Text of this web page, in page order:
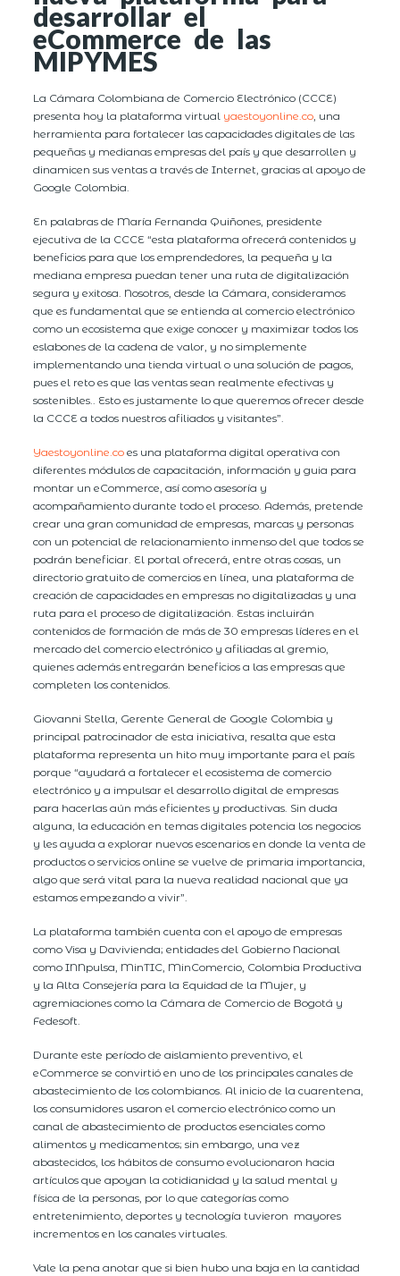
desarrollar el
eCommerce de las
MIPYMES
La Cámara Colombiana de Comercio Electrónico (CCCE)
presenta hoy la plataforma virtual yaestoyonline.co , una
herramienta para fortalecer las capacidades digitales de las
pequeñas y medianas empresas del país y que desarrollen y
dinamicen sus ventas a través de Internet, gracias al apoyo de
Google Colombia.
En palabras de María Fernanda Quiñones, presidente
ejecutiva de la CCCE “esta plataforma ofrecerá contenidos y
beneficios para que los emprendedores, la pequeña y la
mediana empresa puedan tener una ruta de digitalización
segura y exitosa. Nosotros, desde la Cámara, consideramos
que es fundamental que se entienda al comercio electrónico
como un ecosistema que exige conocer y maximizar todos los
eslabones de la cadena de valor, y no simplemente
implementando una tienda virtual o una solución de pagos,
pues el reto es que las ventas sean realmente efectivas y
sostenibles.. Esto es justamente lo que queremos ofrecer desde
la CCCE a todos nuestros afiliados y visitantes”.
Yaestoyonline.co es una plataforma digital operativa con
diferentes módulos de capacitación, información y guia para
montar un eCommerce, así como asesoría y
acompañamiento durante todo el proceso. Además, pretende
crear una gran comunidad de empresas, marcas y personas
con un potencial de relacionamiento inmenso del que todos se
podrán beneficiar. El portal ofrecerá, entre otras cosas, un
directorio gratuito de comercios en línea, una plataforma de
creación de capacidades en empresas no digitalizadas y una
ruta para el proceso de digitalización. Estas incluirán
contenidos de formación de más de 30 empresas líderes en el
mercado del comercio electrónico y afiliadas al gremio,
quienes además entregarán beneficios a las empresas que
completen los contenidos.
Giovanni Stella, Gerente General de Google Colombia y
principal patrocinador de esta iniciativa, resalta que esta
plataforma representa un hito muy importante para el país
porque “ayudará a fortalecer el ecosistema de comercio
electrónico y a impulsar el desarrollo digital de empresas
para hacerlas aún más eficientes y productivas. Sin duda
alguna, la educación en temas digitales potencia los negocios
y les ayuda a explorar nuevos escenarios en donde la venta de
productos o servicios online se vuelve de primaria importancia,
algo que será vital para la nueva realidad nacional que ya
estamos empezando a vivir”.
La plataforma también cuenta con el apoyo de empresas
como Visa y Davivienda; entidades del Gobierno Nacional
como INNpulsa, MinTIC, MinComercio, Colombia Productiva
y la Alta Consejería para la Equidad de la Mujer, y
agremiaciones como la Cámara de Comercio de Bogotá y
Fedesoft.
Durante este período de aislamiento preventivo, el
eCommerce se convirtió en uno de los principales canales de
abastecimiento de los colombianos. Al inicio de la cuarentena,
los consumidores usaron el comercio electrónico como un
canal de abastecimiento de productos esenciales como
alimentos y medicamentos; sin embargo, una vez
abastecidos, los hábitos de consumo evolucionaron hacia
artículos que apoyan la cotidianidad y la salud mental y
física de la personas, por lo que categorías como
entretenimiento, deportes y tecnología tuvieron mayores
incrementos en los canales virtuales.
Vale la pena anotar que si bien hubo una baja en la cantidad